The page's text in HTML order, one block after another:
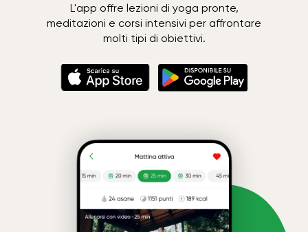
L'app offre lezioni di yoga pronte,
meditazioni e corsi intensivi per affrontare
molti tipi di obiettivi.